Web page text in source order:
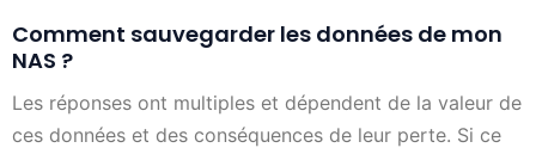
Comment sauvegarder les données de mon
NAS ?
Les réponses ont multiples et dépendent de la valeur de
ces données et des conséquences de leur perte. Si ce